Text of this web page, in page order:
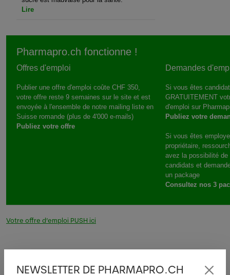
Lire
Pharmapro.ch fonctionne !
Offres d'emploi
Publier une offre d'emploi coûte CHF 350,
votre offre reste 9 semaines sur le site et est
envoyée à l'ensemble de notre mailing liste en
Suisse romande (plus de 4'000 e-mails)
Publiez votre offre
Demandes
Si vous êtes
GRATUITEMENT
d'emploi sur
Publiez votre
Si vous êtes
propriétaire,
avez la possibilité
candidats et
un package
Consultez nos 3
Votre offre d’emploi PUSH ici
NEWSLETTER DE PHARMAPRO.CH